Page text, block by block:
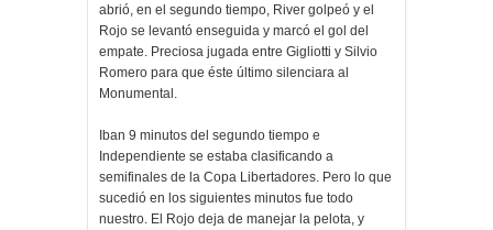
abrió, en el segundo tiempo, River golpeó y el
Rojo se levantó enseguida y marcó el gol del
empate. Preciosa jugada entre Gigliotti y Silvio
Romero para que éste último silenciara al
Monumental.
Iban 9 minutos del segundo tiempo e
Independiente se estaba clasificando a
semifinales de la Copa Libertadores. Pero lo que
sucedió en los siguientes minutos fue todo
nuestro. El Rojo deja de manejar la pelota, y